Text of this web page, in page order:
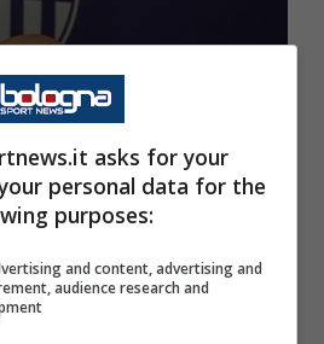
dà la carica:
da
Questo era un
asks for your
personal data for the
purposes:
and content, advertising and
audience research and